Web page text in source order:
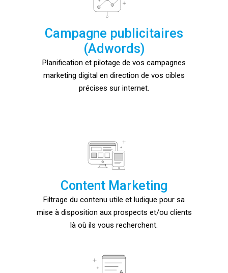
Campagne publicitaires
(Adwords)
Planification et pilotage de vos campagnes
marketing digital en direction de vos cibles
précises sur internet.
Content Marketing
Filtrage du contenu utile et ludique pour sa
mise à disposition aux prospects et/ou clients
là où ils vous recherchent.